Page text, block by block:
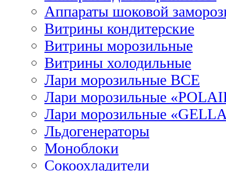
Аппараты шоковой
Витрины кондитерские
Витрины морозильные
Витрины холодильные
Лари морозильные ВСЕ
Лари морозильные
Лари морозильные
Льдогенераторы
Моноблоки
Сокоохладители